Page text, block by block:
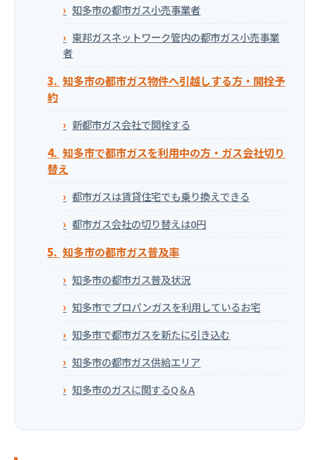
知多市の都市ガス小売事業者
東邦ガスネットワーク管内の都市ガス小売事業
者
知多市の都市ガス物件へ引越しする方・開栓予
約
新都市ガス会社で開栓する
知多市で都市ガスを利用中の方・ガス会社切り
替え
都市ガスは賃貸住宅でも乗り換えできる
都市ガス会社の切り替えは0円
知多市の都市ガス普及率
知多市の都市ガス普及状況
知多市でプロパンガスを利用しているお宅
知多市で都市ガスを新たに引き込む
知多市の都市ガス供給エリア
知多市のガスに関するQ＆A